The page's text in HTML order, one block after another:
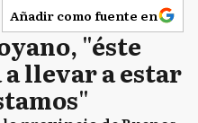
Añadir como fuente en
"éste
llevar a estar